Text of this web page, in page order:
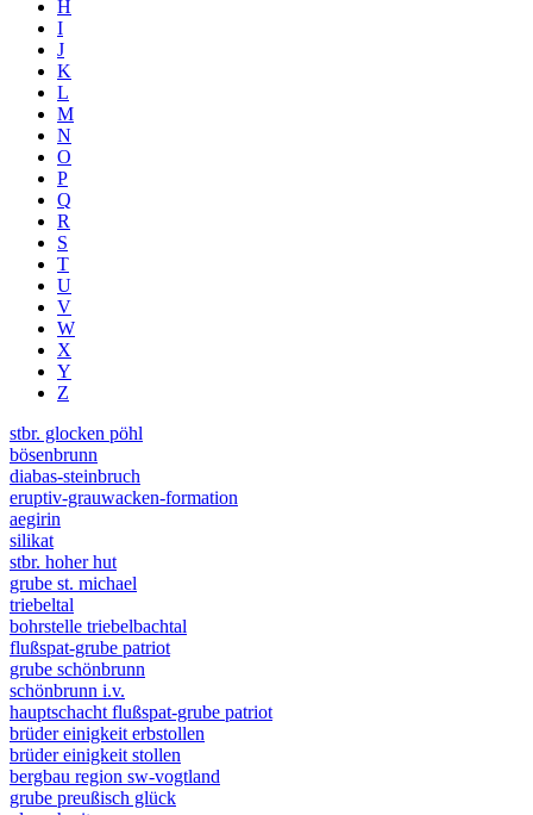
H
I
J
K
L
M
N
O
P
Q
R
S
T
U
V
W
X
Y
Z
stbr. glocken pöhl
bösenbrunn
diabas-steinbruch
eruptiv-grauwacken-formation
aegirin
silikat
stbr. hoher hut
grube st. michael
triebeltal
bohrstelle triebelbachtal
flußspat-grube patriot
grube schönbrunn
schönbrunn i.v.
hauptschacht flußspat-grube patriot
brüder einigkeit erbstollen
brüder einigkeit stollen
bergbau region sw-vogtland
grube preußisch glück